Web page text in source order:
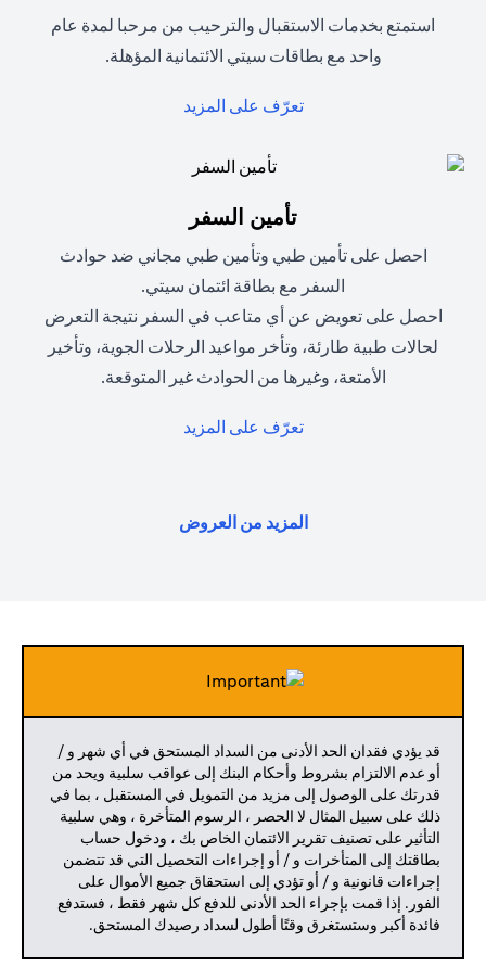
استمتع بخدمات الاستقبال والترحيب من مرحبا لمدة عام
واحد مع بطاقات سيتي الائتمانية المؤهلة.
تعرّف على المزيد
تأمين السفر
احصل على تأمين طبي وتأمين طبي مجاني ضد حوادث
السفر مع بطاقة ائتمان سيتي.
احصل على تعويض عن أي متاعب في السفر نتيجة التعرض
لحالات طبية طارئة، وتأخر مواعيد الرحلات الجوية، وتأخير
الأمتعة، وغيرها من الحوادث غير المتوقعة.
تعرّف على المزيد
المزيد من العروض
قد يؤدي فقدان الحد الأدنى من السداد المستحق في أي شهر و /
أو عدم الالتزام بشروط وأحكام البنك إلى عواقب سلبية ويحد من
قدرتك على الوصول إلى مزيد من التمويل في المستقبل ، بما في
ذلك على سبيل المثال لا الحصر ، الرسوم المتأخرة ، وهي سلبية
التأثير على تصنيف تقرير الائتمان الخاص بك ، ودخول حساب
بطاقتك إلى المتأخرات و / أو إجراءات التحصيل التي قد تتضمن
إجراءات قانونية و / أو تؤدي إلى استحقاق جميع الأموال على
الفور. إذا قمت بإجراء الحد الأدنى للدفع كل شهر فقط ، فستدفع
فائدة أكبر وستستغرق وقتًا أطول لسداد رصيدك المستحق.